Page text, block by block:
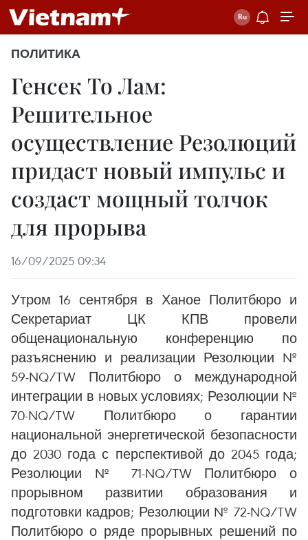
ПОЛИТИКА
Генсек То Лам:
Решительное
осуществление Резолюций
придаст новый импульс и
создаст мощный толчок
для прорыва
16/09/2025 09:34
Утром 16 сентября в Ханое Политбюро и
Секретариат ЦК КПВ провели
общенациональную конференцию по
разъяснению и реализации Резолюции №
59-NQ/TW Политбюро о международной
интеграции в новых условиях; Резолюции №
70-NQ/TW Политбюро о гарантии
национальной энергетической безопасности
до 2030 года с перспективой до 2045 года;
Резолюции № 71-NQ/TW Политбюро о
прорывном развитии образования и
подготовки кадров; Резолюции № 72-NQ/TW
Политбюро о ряде прорывных решений по